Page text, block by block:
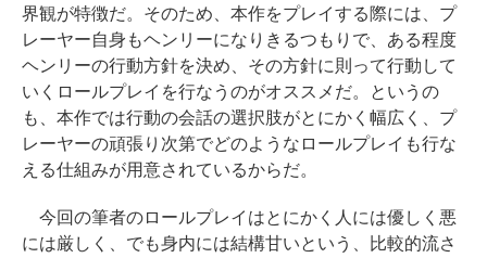
界観が特徴だ。そのため、本作をプレイする際には、プ
レーヤー自身もヘンリーになりきるつもりで、ある程度
ヘンリーの行動方針を決め、その方針に則って行動して
いくロールプレイを行なうのがオススメだ。というの
も、本作では行動の会話の選択肢がとにかく幅広く、プ
レーヤーの頑張り次第でどのようなロールプレイも行な
える仕組みが用意されているからだ。
今回の筆者のロールプレイはとにかく人には優しく悪
には厳しく、でも身内には結構甘いという、比較的流さ